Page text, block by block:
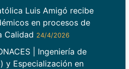
Luis Amigó recibe
en procesos de
Calidad 24/4/2026
| Ingeniería de
y Especialización en